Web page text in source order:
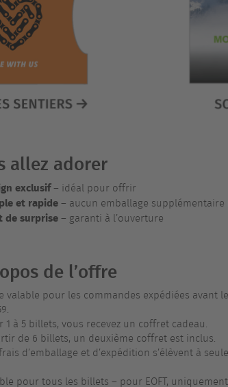
allez adorer
exclusif– idéal pour offrir
et rapide– aucun emballage supplémentaire
de surprise– garanti à l’ouverture
de l’offre
valable pour les commandes expédiées avant
1 à 5 billets, vous recevez un coffret cadeau.
de 6 billets, un deuxième coffret est inclus.
d’emballage et d’expédition s’élèvent à
pour tous les billets – pour EOFT,